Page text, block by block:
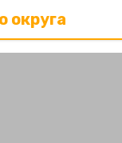
округа